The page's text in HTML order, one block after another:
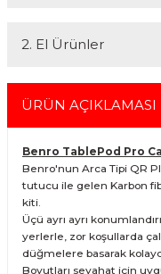
Detaylı bilgi ve seçenekler
tercih edebilirsiniz. Bu
arayabilirsiniz.
2. El Ürünler
2.el ürünlerimiz, 6 ay
ürünlerinizi aldığınız
fazla bilgi alabilirsiniz.
yanınızdayız.
ÜRÜN AÇIKLAMASI
Benro TablePod Pro
Benro'nun Arca Tipi QR
tutucu ile gelen Karbon
kiti.
Üçü ayrı ayrı
yerlerle, zor koşullarda
düğmelere basarak
Boyutları seyahat için